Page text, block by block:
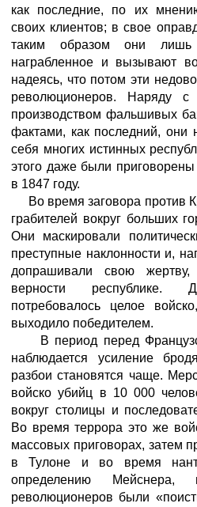
как последние, по их
своих клиентов; в свое
таким образом они
награбленное и вызывают
надеясь, что потом эти
революционеров. Наряду
производством фальшивых
фактами, как последний, они
себя многих истинных
этого даже были
в 1847 году.
Во время заговора против
грабителей вокруг больших
Они маскировали
преступные наклонности и,
допрашивали свою
верности
потребовалось целое
выходило победителем.
В период перед
наблюдается усиление
разбои становятся чаще.
войско убийц в 10 000
вокруг столицы и
Во время террора это же
массовых приговорах, затем
в Тулоне и во время
определению Мейснера,
революционеров были